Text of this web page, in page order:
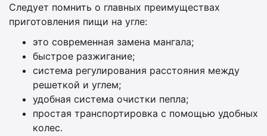
Следует помнить о главных преимуществах
приготовления пищи на угле:
это современная замена мангала;
быстрое разжигание;
система регулирования расстояния между
решеткой и углем;
удобная система очистки пепла;
простая транспортировка с помощью удобных
колес.